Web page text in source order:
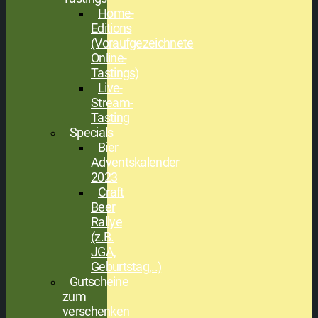
Home-
Editions
(Voraufgezeichnete
Online-
Tastings)
Live-
Stream-
Tasting
Specials
Bier
Adventskalender
2023
Craft
Beer
Rallye
(z.B.
JGA,
Geburtstag,..)
Gutscheine
zum
verschenken